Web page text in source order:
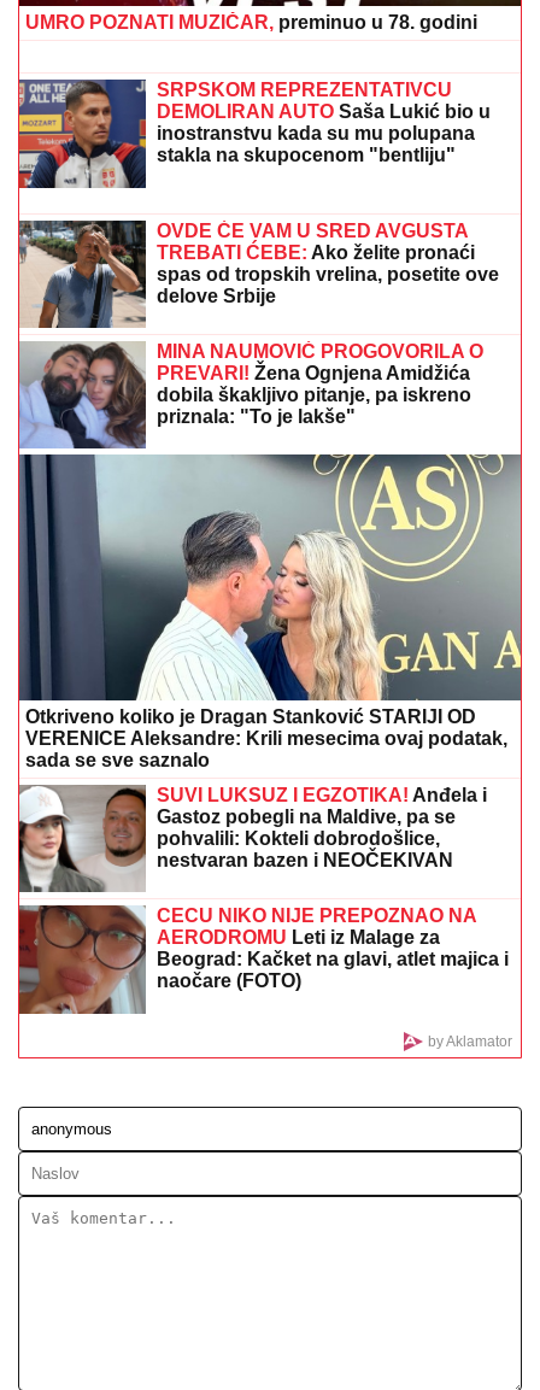
"STANIJA, DA NEMAŠ MOŽDA
SUTLIJAŠ?"Pobednica Elite ostala
zatečena pitanjem, o NJENOJ
REAKCIJI pričaju svi (VIDEO)
OD SAOBRAĆAJNICE DO ZELENE OAZE SA
KAFIĆIMA I VIDIKOVCIMA:Novi most na Savi
promeniće lice Beograda i postati atraktivni javni
prostor
NAJNOVIJE VESTI:Doskorašnji
golman Zvezde doživeo saobraćajku
Ćerki dao ime po devojci koja je
TRAGIČNO NASTRADALA na pruzi!
Rale nije mogao da preboli gubitak:
"Nadrogirala se, sela na šine, umrla je
od sepse"
"IMALI SMO RASPRAVU"Terza
Crnoj Gori: "Zamera mi što nisam
Kulići" (VIDEO)
inostranstvu kada su mu polupana